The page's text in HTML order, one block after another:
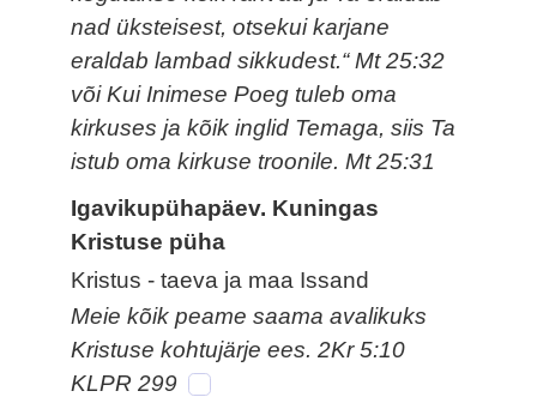
nad üksteisest, otsekui karjane
eraldab lambad sikkudest.“ Mt 25:32
või Kui Inimese Poeg tuleb oma
kirkuses ja kõik inglid Temaga, siis Ta
istub oma kirkuse troonile. Mt 25:31
Igavikupühapäev. Kuningas
Kristuse püha
Kristus - taeva ja maa Issand
Meie kõik peame saama avalikuks
Kristuse kohtujärje ees. 2Kr 5:10
KLPR 299